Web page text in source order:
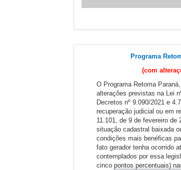
Programa
(com
O Programa Retoma
alterações previstas na Lei
Decretos nº 9.090/2021 e
recuperação judicial ou em
11.101, de 9 de fevereiro de
situação cadastral baixada
condições mais benéficas
fato gerador tenha ocorrido
contemplados por essa
cinco pontos percentuais)